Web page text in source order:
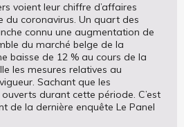
voient leur chiffre d’affaires
du coronavirus. Un quart des
connu une augmentation de
du marché belge de la
baisse de 12 % au cours de la
les mesures relatives au
Sachant que les
durant cette période. C’est
de la dernière enquête Le Panel